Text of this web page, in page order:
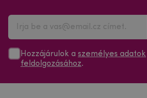
Hozzájárulok a személyes adatok
feldolgozásához.